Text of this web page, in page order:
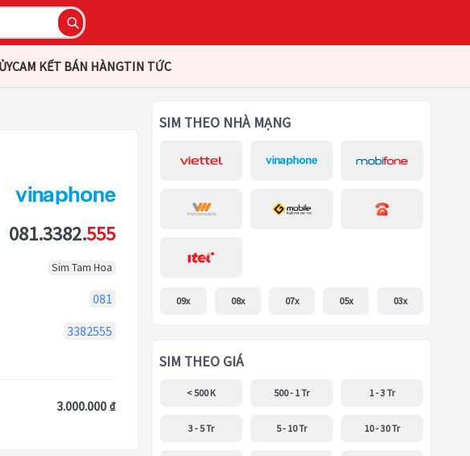
CAM KẾT BÁN HÀNGTIN TỨC
081.3382.555
Sim Tam Hoa
081
3382555
3.000.000 ₫
SIM THEO NHÀ MẠNG
09x 08x 07x 05x 03x
SIM THEO GIÁ
< 500 K 500 - 1 Tr 1 - 3 Tr
3 - 5 Tr 5 - 10 Tr 10 - 30 Tr